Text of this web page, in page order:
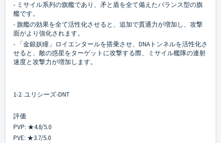
- ミサイル系列の旗艦であり、矛と盾を全て備えたバランス型の旗
艦です。
- 旗艦の効果を全て活性化させると、追加で貫通力が増加し、攻撃
面がより強化されます。
- 「金銀妖瞳」ロイエンタールを搭乗させ、DNAトンネルを活性化さ
せると、敵の惑星をターゲットに攻撃する際、ミサイル艦隊の連射
速度と攻撃力が増加します。
1-2. ユリシーズ-DNT
評価
PVP: ★4.8/5.0
PVE: ★3.7/5.0